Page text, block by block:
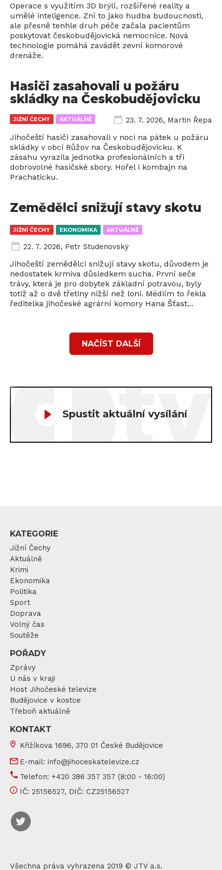
Operace s využitím 3D brýlí, rozšířené reality a
umělé inteligence. Zní to jako hudba budoucnosti,
ale přesně tenhle druh péče začala pacientům
poskytovat českobudějovická nemocnice. Nová
technologie pomáhá zavádět zevní komorové
drenáže.
JIŽNÍ ČECHY AKTUÁLNĚ
Hasiči zasahovali u požáru
skládky na Českobudějovicku
23. 7. 2026, Martin Řepa
Jihočeští hasiči zasahovali v noci na pátek u požáru
skládky v obci Růžov na Českobudějovicku. K
zásahu vyrazila jednotka profesionálních a tři
dobrovolné hasičské sbory. Hořel i kombajn na
Prachaticku.
JIŽNÍ ČECHY EKONOMIKA AKTUÁLNĚ
Zemědělci snižují stavy skotu
22. 7. 2026, Petr Studenovský
Jihočeští zemědělci snižují stavy skotu, důvodem je
nedostatek krmiva důsledkem sucha. První seče
trávy, která je pro dobytek základní potravou, byly
totiž až o dvě třetiny nižší než loni. Médiím to řekla
ředitelka jihočeské agrární komory Hana Šťast...
NAČÍST DALŠÍ
Spustit aktuální vysílání
KATEGORIE
Jižní Čechy
Aktuálně
Krimi
Ekonomika
Politika
Sport
Doprava
Volný čas
Soutěže
POŘADY
Zprávy
U nás v kraji
Host Jihočeské televize
Budějovice v kostce
Třeboň aktuálně
KONTAKT
Křižíkova 1696, 370 01 České Budějovice
E-mail: info@jihoceskatelevize.cz
Telefon: +420 386 357 357 (8:00 - 16:00)
IČ: 25156527, DIČ: CZ25156527
Všechna práva vyhrazena 2019 © JTV a.s.